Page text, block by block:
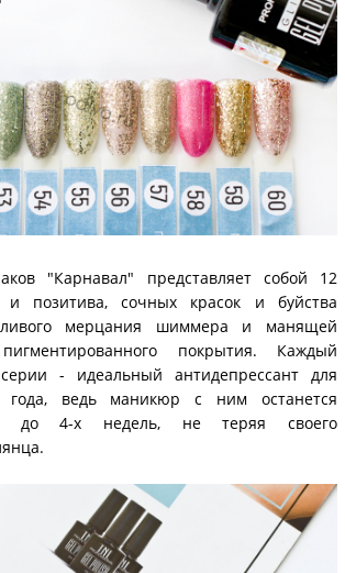
"Карнавал" представляет собой 12
и позитива, сочных красок и буйства
мерцания шиммера и манящей
покрытия. Каждый
- идеальный антидепрессант для
года, ведь маникюр с ним останется
до 4-х недель, не теряя своего